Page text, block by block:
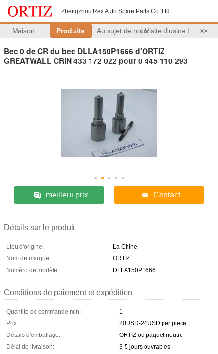
Zhengzhou Rex Auto Spare Parts Co.,Ltd
Maison Produits Au sujet de nousVisite d'usine >>
Bec 0 de CR du bec DLLA150P1666 d'ORTIZ
GREATWALL CRIN 433 172 022 pour 0 445 110 293
meilleur prix Contact
Détails sur le produit
Lieu d'origine:
La Chine
Nom de marque:
ORTIZ
Numéro de modèle:
DLLA150P1666
Conditions de paiement et expédition
Quantité de commande min:
1
Prix:
20USD-24USD per piece
Détails d'emballage:
ORTIZ ou paquet neutre
Délai de livraison:
3-5 jours ouvrables